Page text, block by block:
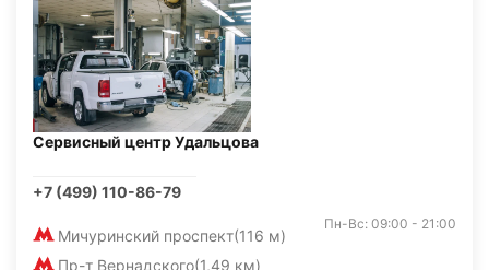
Сервисный центр Удальцова
+7 (499) 110-86-79
Мичуринский проспект(116 м)
Пр-т Вернадского(1,49 км)
Пн-Вс: 09:00 - 21:00